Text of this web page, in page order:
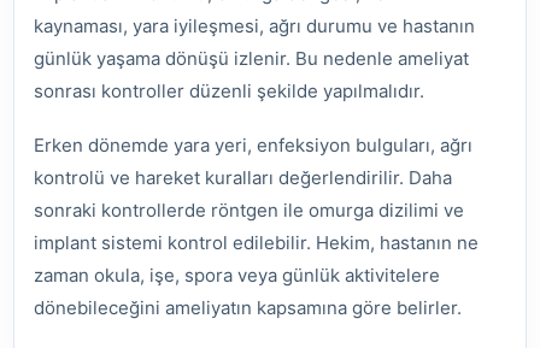
kaynaması, yara iyileşmesi, ağrı durumu ve hastanın
günlük yaşama dönüşü izlenir. Bu nedenle ameliyat
sonrası kontroller düzenli şekilde yapılmalıdır.
Erken dönemde yara yeri, enfeksiyon bulguları, ağrı
kontrolü ve hareket kuralları değerlendirilir. Daha
sonraki kontrollerde röntgen ile omurga dizilimi ve
implant sistemi kontrol edilebilir. Hekim, hastanın ne
zaman okula, işe, spora veya günlük aktivitelere
dönebileceğini ameliyatın kapsamına göre belirler.